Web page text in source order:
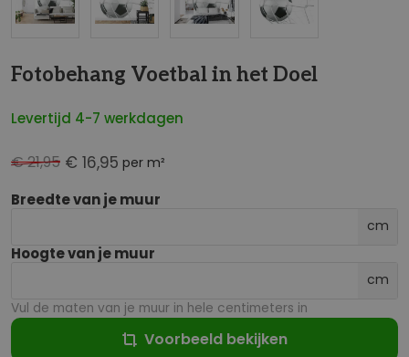
Fotobehang Voetbal in het Doel
Levertijd 4-7 werkdagen
€ 16,95 per m²
€ 21,95
Breedte van je muur
cm
Hoogte van je muur
cm
Vul de maten van je muur in hele centimeters in
Voorbeeld bekijken